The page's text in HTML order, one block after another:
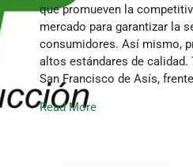
que promueven la
mercado para garantizar la
consumidores. Así mismo,
altos estándares de calidad.
San Francisco de Asís,
Read More